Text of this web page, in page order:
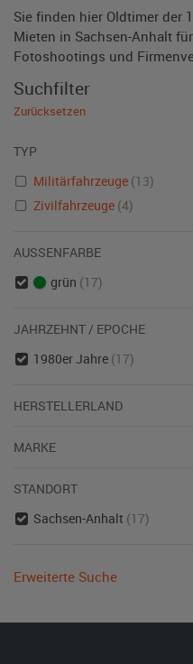
Sie finden hier Oldtimer der
Mieten in Sachsen-Anhalt
Fotoshootings und
Suchfilter
Zurücksetzen
TYP
Militärfahrzeuge (13)
Zivilfahrzeuge (4)
AUSSENFARBE
grün (17)
JAHRZEHNT / EPOCHE
1980er Jahre (17)
HERSTELLERLAND
MARKE
STANDORT
Sachsen-Anhalt (17)
Erweiterte Suche